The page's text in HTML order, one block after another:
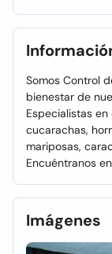
Somos Control
bienestar de
Especialistas
cucarachas,
mariposas,
Encuéntranos
Imágenes